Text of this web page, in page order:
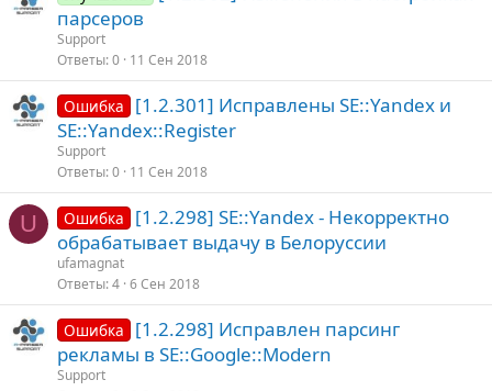
парсеров
Support
Ответы 0 11 Сен 2018
Ошибка
[1.2.301] Исправлены SE::Yandex и
SE::Yandex::Register
Support
Ответы 0 11 Сен 2018
U Ошибка
[1.2.298] SE::Yandex - Некорректно
обрабатывает выдачу в Белоруссии
ufamagnat
Ответы 4 6 Сен 2018
Ошибка
[1.2.298] Исправлен парсинг
рекламы в SE::Google::Modern
Support